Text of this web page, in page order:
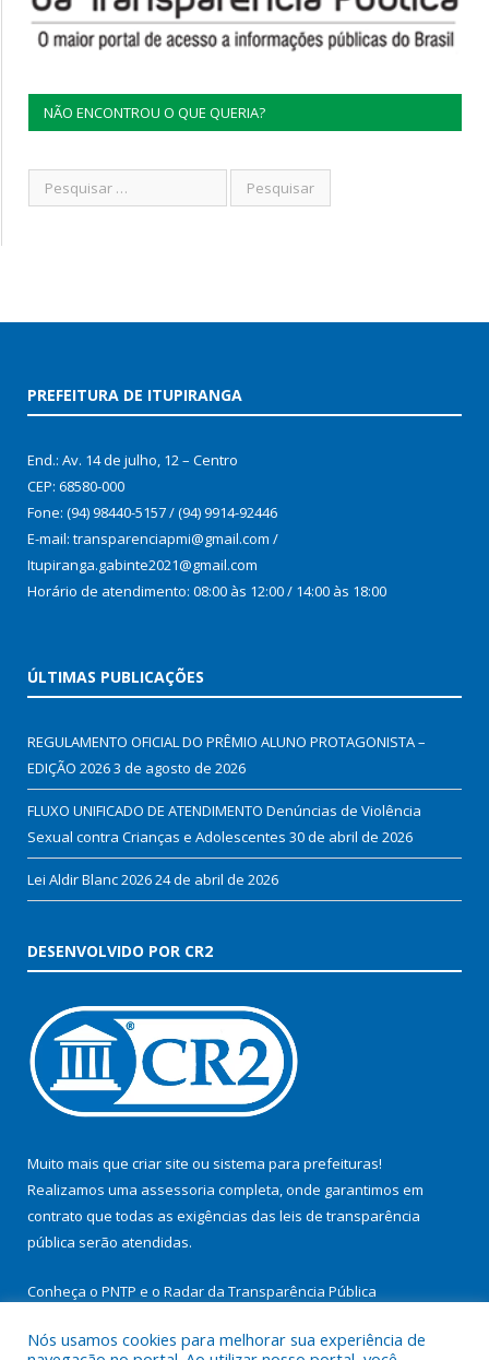
NÃO ENCONTROU O QUE QUERIA?
PREFEITURA DE ITUPIRANGA
End.: Av. 14 de julho, 12 – Centro
CEP: 68580-000
Fone: (94) 98440-5157 / (94) 9914-92446
E-mail: transparenciapmi@gmail.com /
Itupiranga.gabinte2021@gmail.com
Horário de atendimento: 08:00 às 12:00 / 14:00 às 18:00
ÚLTIMAS PUBLICAÇÕES
REGULAMENTO OFICIAL DO PRÊMIO ALUNO PROTAGONISTA –
EDIÇÃO 20263 de agosto de 2026
FLUXO UNIFICADO DE ATENDIMENTO Denúncias de Violência
Sexual contra Crianças e Adolescentes 30 de abril de 2026
Lei Aldir Blanc 202624 de abril de 2026
DESENVOLVIDO POR CR2
Muito mais que criar site ou sistema para prefeituras!
Realizamos uma assessoria completa, onde garantimos em
contrato que todas as exigências das leis de transparência
pública serão atendidas.
Conheça o PNTP e o Radar da Transparência Pública
Nós usamos cookies para melhorar sua experiência de